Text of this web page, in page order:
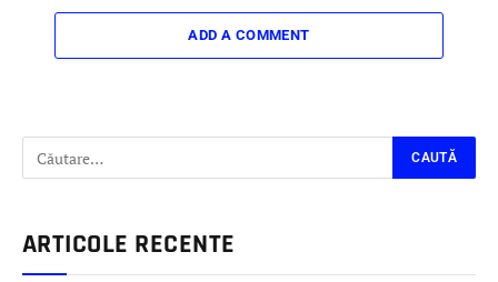
ADD A COMMENT
ARTICOLE RECENTE